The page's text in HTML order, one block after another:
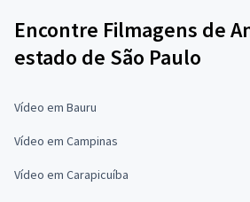
Encontre Filmagens de
estado de São Paulo
Vídeo em Bauru
Vídeo em Campinas
Vídeo em Carapicuíba